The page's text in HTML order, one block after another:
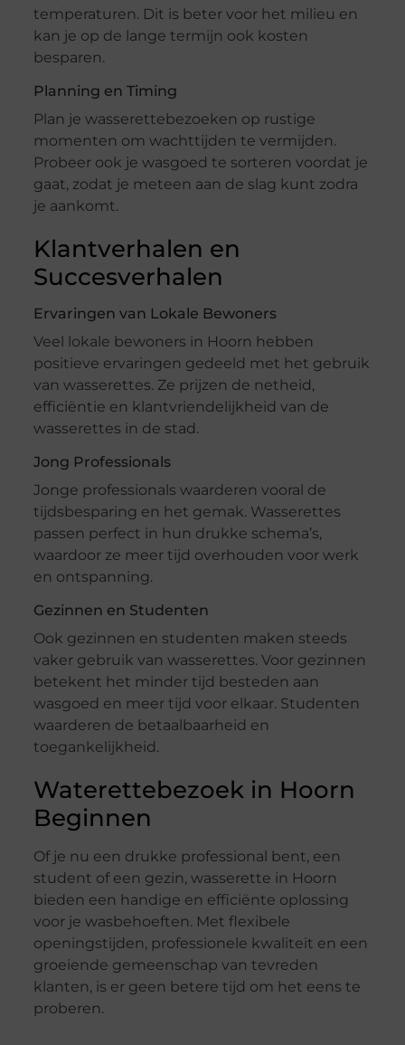
temperaturen. Dit is beter voor het milieu en
kan je op de lange termijn ook kosten
besparen.
Planning en Timing
Plan je wasserettebezoeken op rustige
momenten om wachttijden te vermijden.
Probeer ook je wasgoed te sorteren voordat je
gaat, zodat je meteen aan de slag kunt zodra
je aankomt.
Klantverhalen en
Succesverhalen
Ervaringen van Lokale Bewoners
Veel lokale bewoners in Hoorn hebben
positieve ervaringen gedeeld met het gebruik
van wasserettes. Ze prijzen de netheid,
efficiëntie en klantvriendelijkheid van de
wasserettes in de stad.
Jong Professionals
Jonge professionals waarderen vooral de
tijdsbesparing en het gemak. Wasserettes
passen perfect in hun drukke schema’s,
waardoor ze meer tijd overhouden voor werk
en ontspanning.
Gezinnen en Studenten
Ook gezinnen en studenten maken steeds
vaker gebruik van wasserettes. Voor gezinnen
betekent het minder tijd besteden aan
wasgoed en meer tijd voor elkaar. Studenten
waarderen de betaalbaarheid en
toegankelijkheid.
Waterettebezoek in Hoorn
Beginnen
Of je nu een drukke professional bent, een
student of een gezin, wasserette in Hoorn
bieden een handige en efficiënte oplossing
voor je wasbehoeften. Met flexibele
openingstijden, professionele kwaliteit en een
groeiende gemeenschap van tevreden
klanten, is er geen betere tijd om het eens te
proberen.